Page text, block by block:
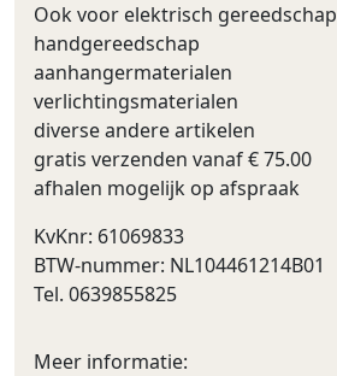
Ook voor elektrisch gereedschap
handgereedschap
aanhangermaterialen
verlichtingsmaterialen
diverse andere artikelen
gratis verzenden vanaf € 75.00
afhalen mogelijk op afspraak
KvKnr: 61069833
BTW-nummer: NL104461214B01
Tel. 0639855825
Meer informatie: